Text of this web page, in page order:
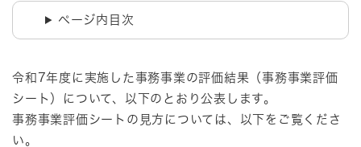
ページ内目次
令和7年度に実施した事務事業の評価結果（事務事業評価
シート）について、以下のとおり公表します。
事務事業評価シートの見方については、以下をご覧くださ
い。